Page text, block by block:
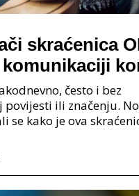
skraćenica
često i bez
ili značenju.
se kako je ova